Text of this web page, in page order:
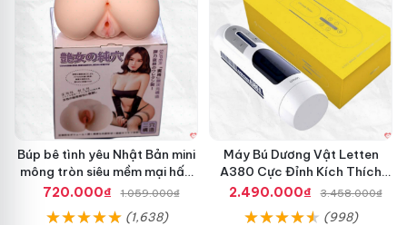
Búp bê tình yêu Nhật Bản mini
mông tròn siêu mềm mại hấp
dẫn
720.000₫ 1.059.000₫
(1,638)
Máy Bú Dương Vật Letten
A380 Cực Đỉnh Kích Thích
Mạnh Mẽ
2.490.000₫ 3.458.000₫
(998)